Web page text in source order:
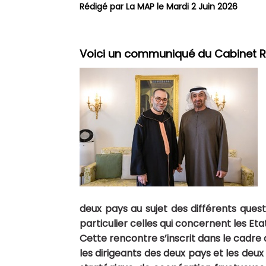
Rédigé par La MAP le Mardi 2 Juin 2026
Voici un communiqué du Cabinet
deux pays au sujet des différents
particulier celles qui concernent les
Cette rencontre s’inscrit dans le
les dirigeants des deux pays et les